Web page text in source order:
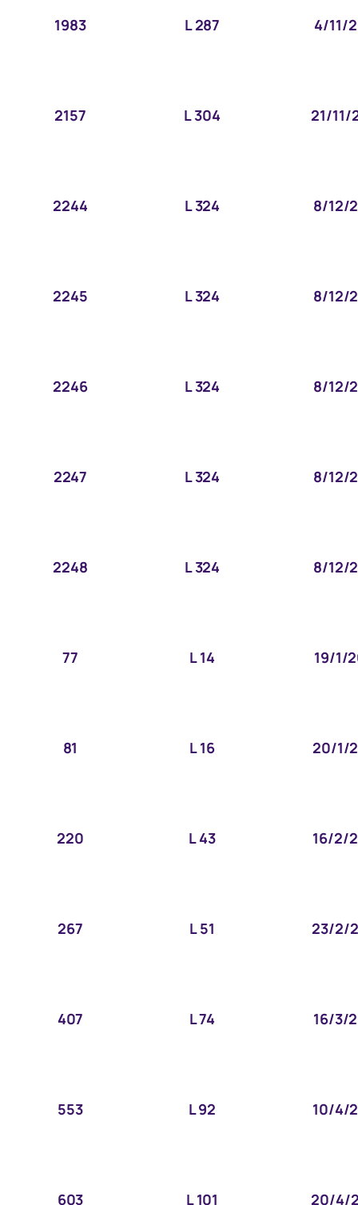
1983 L 287 4/11/
2157 L 304 21/11/
2244 L 324 8/12/
2245 L 324 8/12/
2246 L 324 8/12/
2247 L 324 8/12/
2248 L 324 8/12/
77 L 14 19/1/
81 L 16 20/1/
220 L 43 16/2/
267 L 51 23/2/
407 L 74 16/3/
553 L 92 10/4/
603 L 101 20/4/